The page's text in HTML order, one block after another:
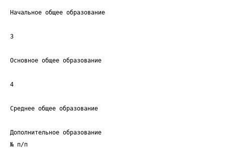
Начальное общее образование
3
Основное общее образование
4
Среднее общее образование
Дополнительное образование
№ п/п